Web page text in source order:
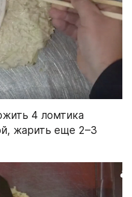
4 ломтика
жарить еще 2–3